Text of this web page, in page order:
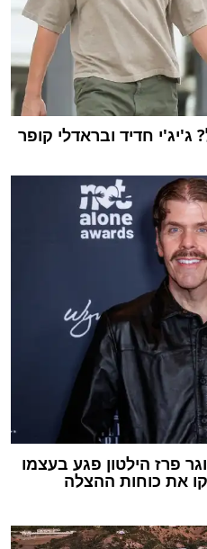
חדיד ובראדלי קופר
פרז הילטון פגע בעצמו
את כוחות ההצלה